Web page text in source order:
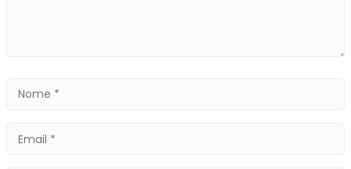
Nome
Email